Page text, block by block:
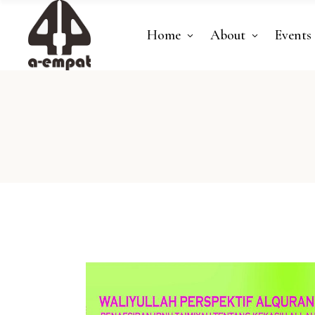
Home About Events